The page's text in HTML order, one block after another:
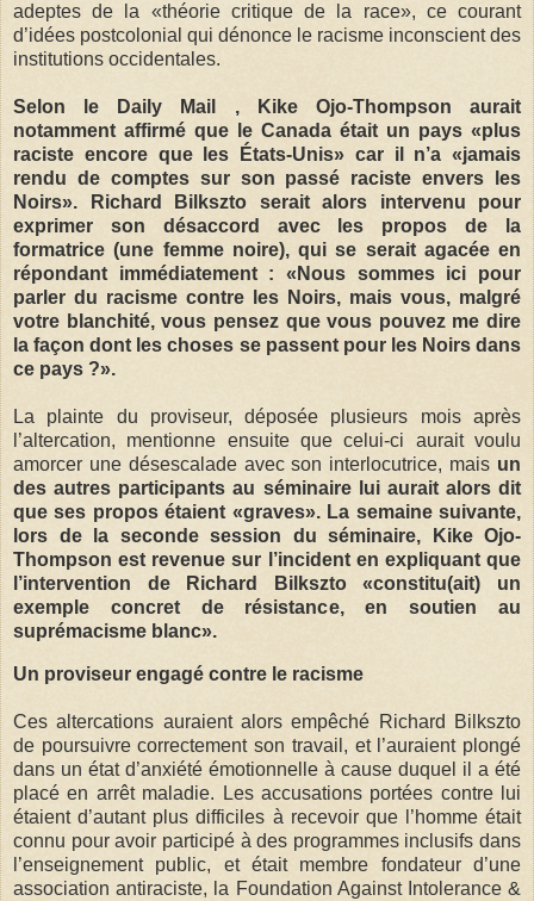
adeptes de la «théorie critique de la race», ce courant
d’idées postcolonial qui dénonce le racisme inconscient des
institutions occidentales.
Selon le Daily Mail , Kike Ojo-Thompson aurait
notamment affirmé que le Canada était un pays «plus
raciste encore que les États-Unis» car il n’a «jamais
rendu de comptes sur son passé raciste envers les
Noirs». Richard Bilkszto serait alors intervenu pour
exprimer son désaccord avec les propos de la
formatrice (une femme noire), qui se serait agacée en
répondant immédiatement : «Nous sommes ici pour
parler du racisme contre les Noirs, mais vous, malgré
votre blanchité, vous pensez que vous pouvez me dire
la façon dont les choses se passent pour les Noirs dans
ce pays ?».
La plainte du proviseur, déposée plusieurs mois après
l’altercation, mentionne ensuite que celui-ci aurait voulu
amorcer une désescalade avec son interlocutrice, mais un
des autres participants au séminaire lui aurait alors dit
que ses propos étaient «graves». La semaine suivante,
lors de la seconde session du séminaire, Kike Ojo-
Thompson est revenue sur l’incident en expliquant que
l’intervention de Richard Bilkszto «constitu(ait) un
exemple concret de résistance, en soutien au
suprémacisme blanc».
Un proviseur engagé contre le racisme
Ces altercations auraient alors empêché Richard Bilkszto
de poursuivre correctement son travail, et l’auraient plongé
dans un état d’anxiété émotionnelle à cause duquel il a été
placé en arrêt maladie. Les accusations portées contre lui
étaient d’autant plus difficiles à recevoir que l’homme était
connu pour avoir participé à des programmes inclusifs dans
l’enseignement public, et était membre fondateur d’une
association antiraciste, la Foundation Against Intolerance &